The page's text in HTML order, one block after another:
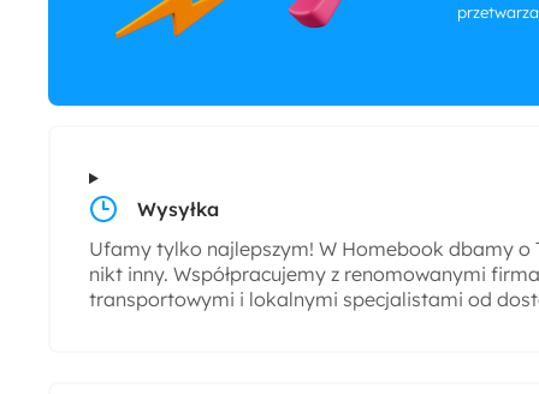
Wysyłka
Ufamy tylko najlepszym! W Homebook dbamy o
nikt inny. Współpracujemy z renomowanymi
transportowymi i lokalnymi specjalistami od